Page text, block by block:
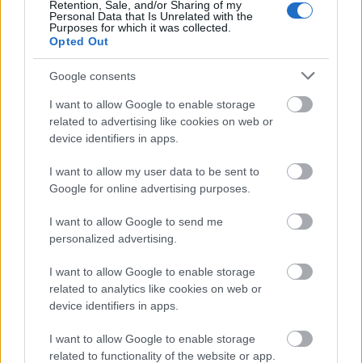
Retention, Sale, and/or Sharing of my
Personal Data that Is Unrelated with the
Purposes for which it was collected.
Opted Out
Google consents
I want to allow Google to enable storage
related to advertising like cookies on web or
device identifiers in apps.
I want to allow my user data to be sent to
Google for online advertising purposes.
I want to allow Google to send me
personalized advertising.
I want to allow Google to enable storage
related to analytics like cookies on web or
device identifiers in apps.
I want to allow Google to enable storage
related to functionality of the website or app.
Október 4. 15 óra
írásról,
regényekrőlés a Szelídíts meg!-ről fogunk
beszélgetni. Kíváncsian várom a találkozót, ha
arrafelé laktok, gyertek el, hozok könyvjelzőket is!
Szeretettel várok mindenki szeptember 28-án és
október 4-én is! Találkozzunk, beszélgessünk :)